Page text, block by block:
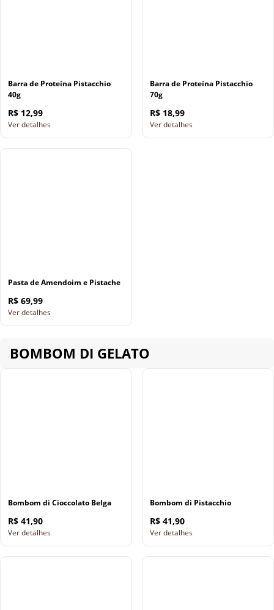
Barra de Proteína Pistacchio
40g
R$ 12,99
Ver detalhes
Barra de Proteína Pistacchio
70g
R$ 18,99
Ver detalhes
Pasta de Amendoim e Pistache
R$ 69,99
Ver detalhes
BOMBOM DI GELATO
Bombom di Cioccolato Belga
R$ 41,90
Ver detalhes
Bombom di Pistacchio
R$ 41,90
Ver detalhes